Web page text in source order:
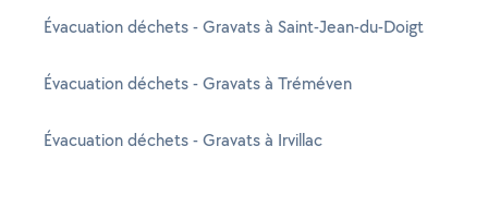
Évacuation déchets - Gravats à Saint-Jean-du-Doigt
Évacuation déchets - Gravats à Tréméven
Évacuation déchets - Gravats à Irvillac